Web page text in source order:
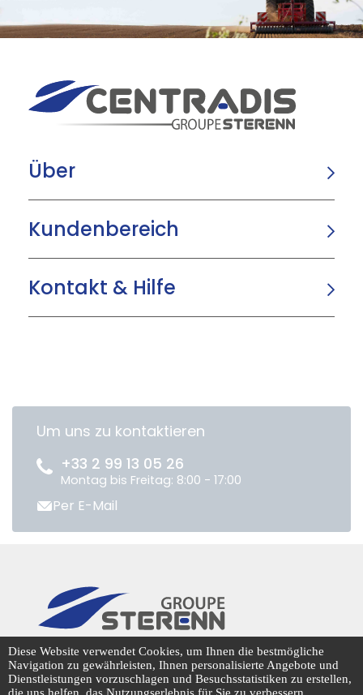
Über
Kundenbereich
Kontakt & Hilfe
Um uns zu kontaktieren
+33 2 99 13 05 26
Montag bis Freitag: 8:00 - 17:00
Per E-Mail
CENTRADIS © 2026
Diese Website verwendet Cookies, um Ihnen die bestmögliche
Navigation zu gewährleisten, Ihnen personalisierte Angebote und
Dienstleistungen vorzuschlagen und Besuchsstatistiken zu erstellen,